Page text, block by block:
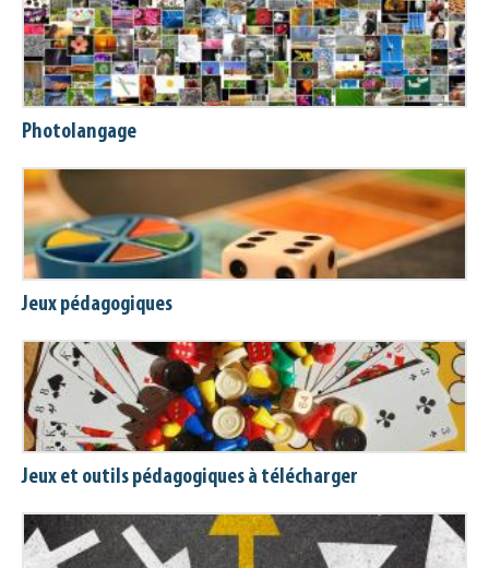
Photolangage
Jeux pédagogiques
Jeux et outils pédagogiques à télécharger